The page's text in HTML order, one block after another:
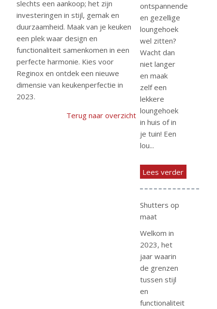
slechts een aankoop; het zijn
investeringen in stijl, gemak en
duurzaamheid. Maak van je keuken
een plek waar design en
functionaliteit samenkomen in een
perfecte harmonie. Kies voor
Reginox en ontdek een nieuwe
dimensie van keukenperfectie in
2023.
Terug naar overzicht
ontspannende
en gezellige
loungehoek
wel zitten?
Wacht dan
niet langer
en maak
zelf een
lekkere
loungehoek
in huis of in
je tuin! Een
lou...
Lees verder
Shutters op
maat
Welkom in
2023, het
jaar waarin
de grenzen
tussen stijl
en
functionaliteit